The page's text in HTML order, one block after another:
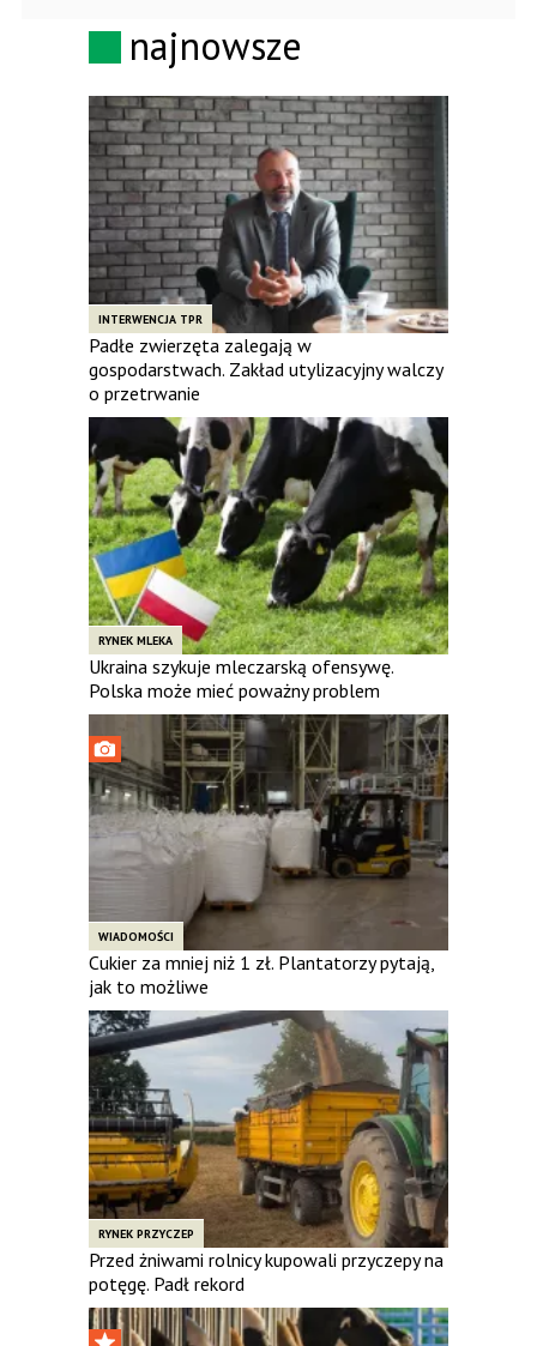
najnowsze
INTERWENCJA TPR
Padłe zwierzęta zalegają w
gospodarstwach. Zakład utylizacyjny walczy
o przetrwanie
RYNEK MLEKA
Ukraina szykuje mleczarską ofensywę.
Polska może mieć poważny problem
WIADOMOŚCI
Cukier za mniej niż 1 zł. Plantatorzy pytają,
jak to możliwe
RYNEK PRZYCZEP
Przed żniwami rolnicy kupowali przyczepy na
potęgę. Padł rekord